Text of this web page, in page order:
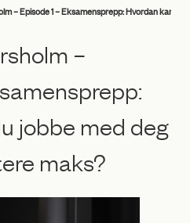
– Episode 1 – Eksamensprepp: Hvordan kan
–
jobbe med deg
maks?